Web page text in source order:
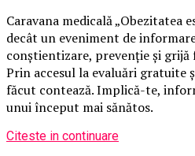
Caravana medicală „Obezitatea
decât un eveniment de
conștientizare, prevenție și grijă
Prin accesul la evaluări gratuite
făcut contează. Implică-te,
unui început mai sănătos.
Citeste in continuare